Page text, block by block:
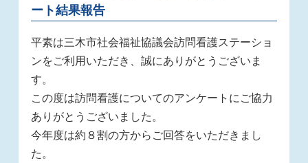
ート結果報告
平素は三木市社会福祉協議会訪問看護ステーショ
ンをご利用いただき、誠にありがとうございま
す。
この度は訪問看護についてのアンケートにご協力
ありがとうございました。
今年度は約８割の方からご回答をいただきまし
た。